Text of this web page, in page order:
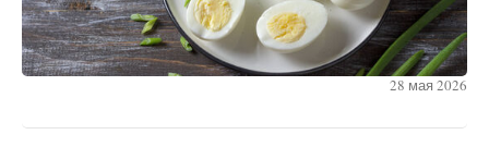
28 мая 2026